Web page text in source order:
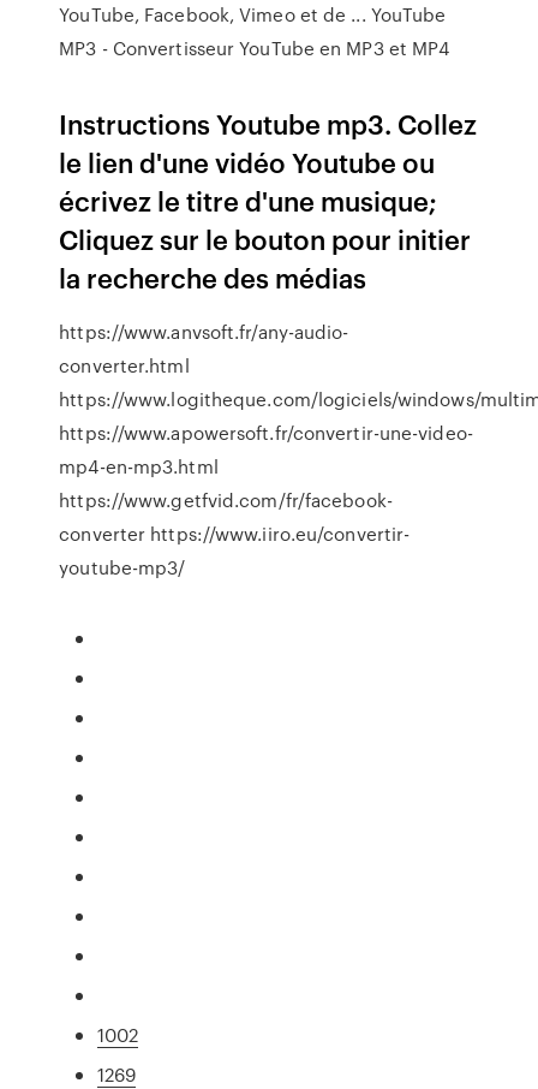
YouTube, Facebook, Vimeo et de ... YouTube
MP3 - Convertisseur YouTube en MP3 et MP4
Instructions Youtube mp3. Collez
le lien d'une vidéo Youtube ou
écrivez le titre d'une musique;
Cliquez sur le bouton pour initier
la recherche des médias
https://www.anvsoft.fr/any-audio-
converter.html
https://www.logitheque.com/logiciels/windows/
https://www.apowersoft.fr/convertir-une-video-
mp4-en-mp3.html
https://www.getfvid.com/fr/facebook-
converter https://www.iiro.eu/convertir-
youtube-mp3/
1002
1269